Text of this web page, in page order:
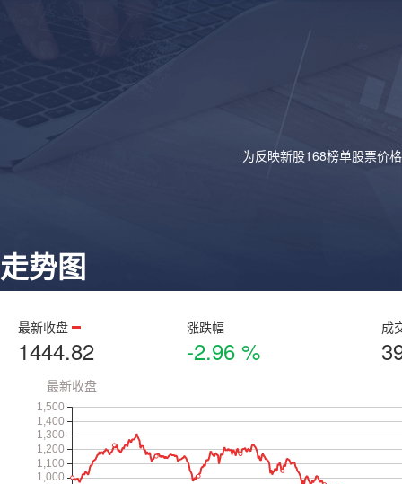
为反映新股168榜单股票价
走势图
最新收盘
1444.82
涨跌幅
-2.96 %
成